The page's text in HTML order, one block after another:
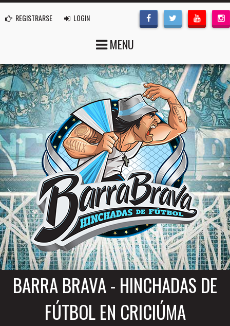
REGISTRARSE LOGIN
MENU
BARRA BRAVA - HINCHADAS DE
FÚTBOL EN CRICIÚMA